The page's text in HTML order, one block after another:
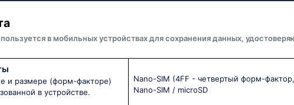
в мобильных устройствах для сохранения данных,
и размере (форм-факторе)
в устройстве.
Nano-SIM (4FF - четвертый форм-
Nano-SIM / microSD